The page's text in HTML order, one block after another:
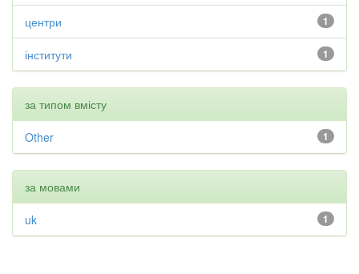
1
центри
1
інститути
за типом вмісту
1
Other
за мовами
1
uk